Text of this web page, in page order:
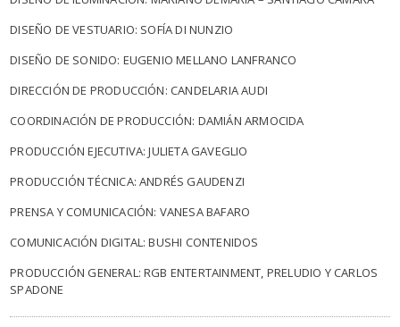
DISEÑO DE VESTUARIO: SOFÍA DI NUNZIO
DISEÑO DE SONIDO: EUGENIO MELLANO LANFRANCO
DIRECCIÓN DE PRODUCCIÓN: CANDELARIA AUDI
COORDINACIÓN DE PRODUCCIÓN: DAMIÁN ARMOCIDA
PRODUCCIÓN EJECUTIVA: JULIETA GAVEGLIO
PRODUCCIÓN TÉCNICA: ANDRÉS GAUDENZI
PRENSA Y COMUNICACIÓN: VANESA BAFARO
COMUNICACIÓN DIGITAL: BUSHI CONTENIDOS
PRODUCCIÓN GENERAL: RGB ENTERTAINMENT, PRELUDIO Y CARLOS
SPADONE